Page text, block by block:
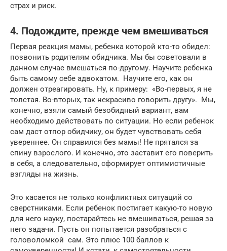
страх и риск.
4. Подождите, прежде чем вмешиваться
Первая реакция мамы, ребенка которой кто-то обидел:
позвонить родителям обидчика. Мы бы советовали в
данном случае вмешаться по-другому. Научите ребенка
быть самому себе адвокатом. Научите его, как он
должен отреагировать. Ну, к примеру: «Во-первых, я не
толстая. Во-вторых, так некрасиво говорить другу». Мы,
конечно, взяли самый безобидный вариант, вам
необходимо действовать по ситуации. Но если ребенок
сам даст отпор обидчику, он будет чувствовать себя
увереннее. Он справился без мамы! Не прятался за
спину взрослого. И конечно, это заставит его поверить
в себя, а следовательно, сформирует оптимистичные
взгляды на жизнь.
Это касается не только конфликтных ситуаций со
сверстниками. Если ребенок постигает какую-то новую
для него науку, постарайтесь не вмешиваться, решая за
него задачи. Пусть он попытается разобраться с
головоломкой сам. Это плюс 100 баллов к